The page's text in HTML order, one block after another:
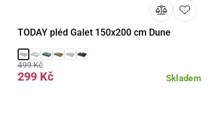
Detail Do košíku
TODAY pléd Galet 150x200 cm Dune
Skladem
499 Kč
299 Kč